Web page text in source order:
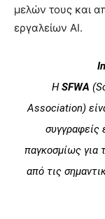
μελών τους και
εργαλείων AI.
ΗSFWA
Association)
συγγραφείς
παγκοσμίως για
από τις